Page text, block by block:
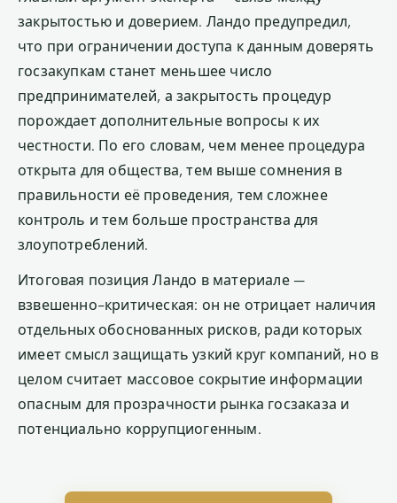
закрытостью и доверием. Ландо предупредил,
что при ограничении доступа к данным доверять
госзакупкам станет меньшее число
предпринимателей, а закрытость процедур
порождает дополнительные вопросы к их
честности. По его словам, чем менее процедура
открыта для общества, тем выше сомнения в
правильности её проведения, тем сложнее
контроль и тем больше пространства для
злоупотреблений.
Итоговая позиция Ландо в материале —
взвешенно-критическая: он не отрицает наличия
отдельных обоснованных рисков, ради которых
имеет смысл защищать узкий круг компаний, но в
целом считает массовое сокрытие информации
опасным для прозрачности рынка госзаказа и
потенциально коррупциогенным.